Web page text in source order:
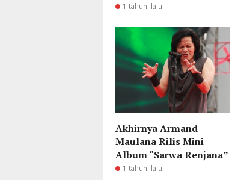
1 tahun lalu
Akhirnya Armand
Maulana Rilis Mini
Album “Sarwa Renjana”
1 tahun lalu